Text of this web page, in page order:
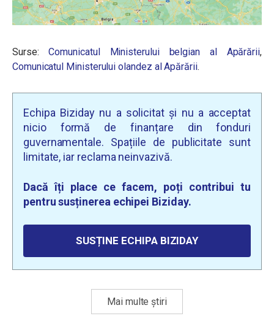
Surse:Comunicatul Ministerului belgian al Apărării,
Comunicatul Ministerului olandez al Apărării.
Echipa Biziday nu a solicitat și nu a acceptat
nicio formă de finanțare din fonduri
guvernamentale. Spațiile de publicitate sunt
limitate, iar reclama neinvazivă.
Dacă îți place ce facem, poți contribui tu
pentru susținerea echipei Biziday.
SUSȚINE ECHIPA BIZIDAY
Mai multe știri